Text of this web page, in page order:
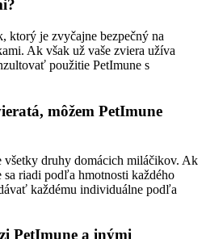
ktorý je zvyčajne bezpečný na
Ak však už vaše zviera užíva
použitie PetImune s
môžem PetImune
všetky druhy domácich miláčikov. Ak
riadi podľa hmotnosti každého
každému individuálne podľa
PetImune a inými